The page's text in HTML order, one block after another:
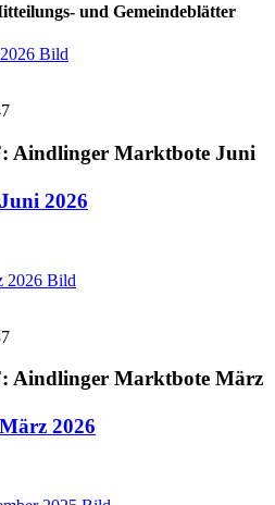
und Gemeindeblätter
2026
2026